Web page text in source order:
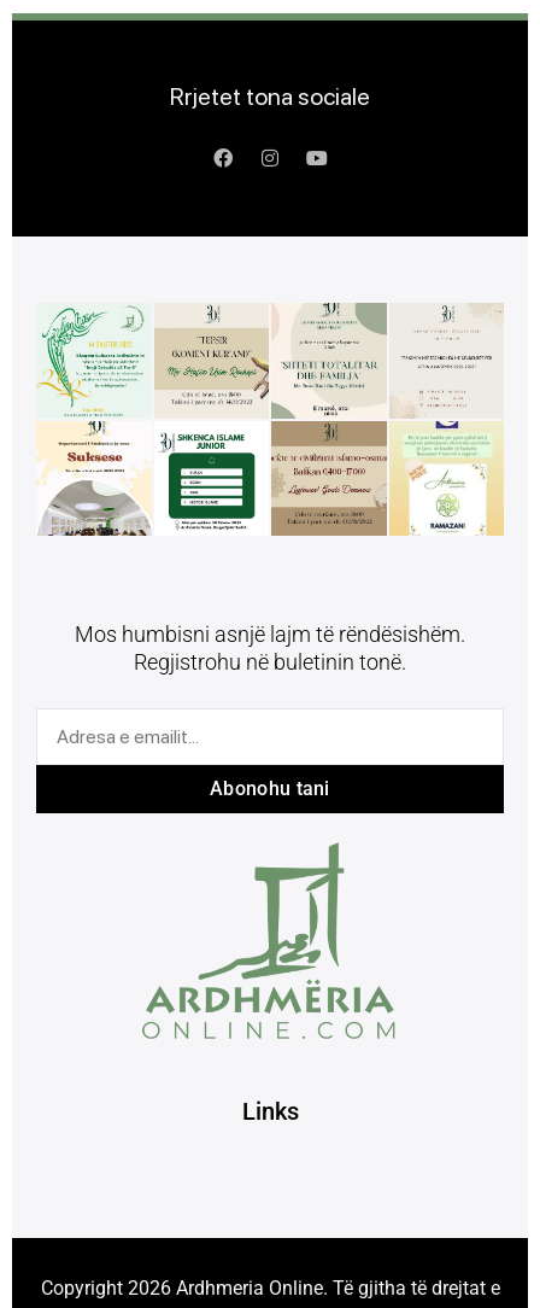
Rrjetet tona sociale
Mos humbisni asnjë lajm të rëndësishëm.
Regjistrohu në buletinin tonë.
Abonohu tani
Links
Copyright 2026 Ardhmeria Online. Të gjitha të drejtat e